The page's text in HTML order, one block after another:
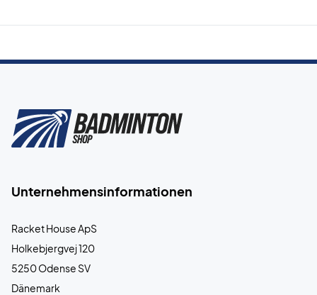
Unternehmensinformationen
Racket House ApS
Holkebjergvej 120
5250 Odense SV
Dänemark